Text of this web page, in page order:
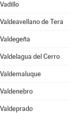
Vadillo
Valdeavellano de Tera
Valdegeña
Valdelagua del Cerro
Valdemaluque
Valdenebro
Valdeprado